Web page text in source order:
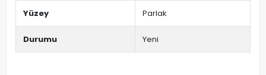
Yüzey Parlak
Durumu Yeni